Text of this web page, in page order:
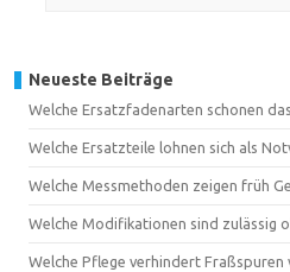
Neueste Beiträge
Welche Ersatzfadenarten schonen
Welche Ersatzteile lohnen sich als
Welche Messmethoden zeigen früh
Welche Modifikationen sind zulässig
Welche Pflege verhindert Fraßspuren